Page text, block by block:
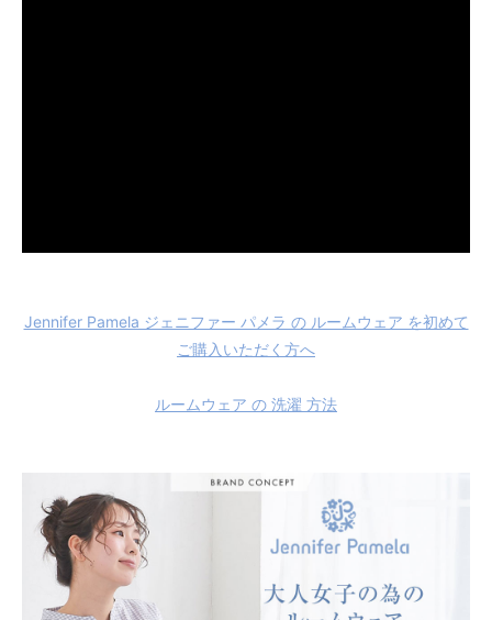
Jennifer Pamela ジェニファー パメラ の ルームウェア を初めて
ご購入いただく方へ
ルームウェア の 洗濯 方法